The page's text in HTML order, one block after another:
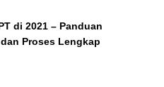
di 2021 – Panduan
Proses Lengkap